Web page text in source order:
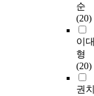
순
(20)
이대
형
(20)
권치